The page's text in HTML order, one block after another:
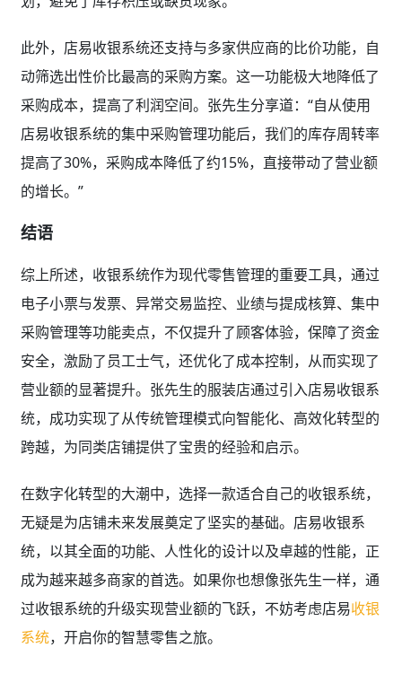
此外，店易收银系统还支持与多家供应商的比价功能，自
动筛选出性价比最高的采购方案。这一功能极大地降低了
采购成本，提高了利润空间。张先生分享道：“自从使用
店易收银系统的集中采购管理功能后，我们的库存周转率
提高了30%，采购成本降低了约15%，直接带动了营业额
的增长。”
结语
综上所述，收银系统作为现代零售管理的重要工具，通过
电子小票与发票、异常交易监控、业绩与提成核算、集中
采购管理等功能卖点，不仅提升了顾客体验，保障了资金
安全，激励了员工士气，还优化了成本控制，从而实现了
营业额的显著提升。张先生的服装店通过引入店易收银系
统，成功实现了从传统管理模式向智能化、高效化转型的
跨越，为同类店铺提供了宝贵的经验和启示。
在数字化转型的大潮中，选择一款适合自己的收银系统，
无疑是为店铺未来发展奠定了坚实的基础。店易收银系
统，以其全面的功能、人性化的设计以及卓越的性能，正
成为越来越多商家的首选。如果你也想像张先生一样，通
过收银系统的升级实现营业额的飞跃，不妨考虑店易收银
系统，开启你的智慧零售之旅。